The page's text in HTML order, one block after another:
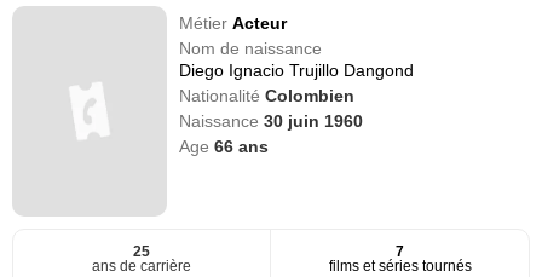
MétierActeur
Nom de naissance
Diego Ignacio Trujillo Dangond
NationalitéColombien
Naissance30 juin 1960
Age66 ans
25
ans de carrière
7
films et séries tournés